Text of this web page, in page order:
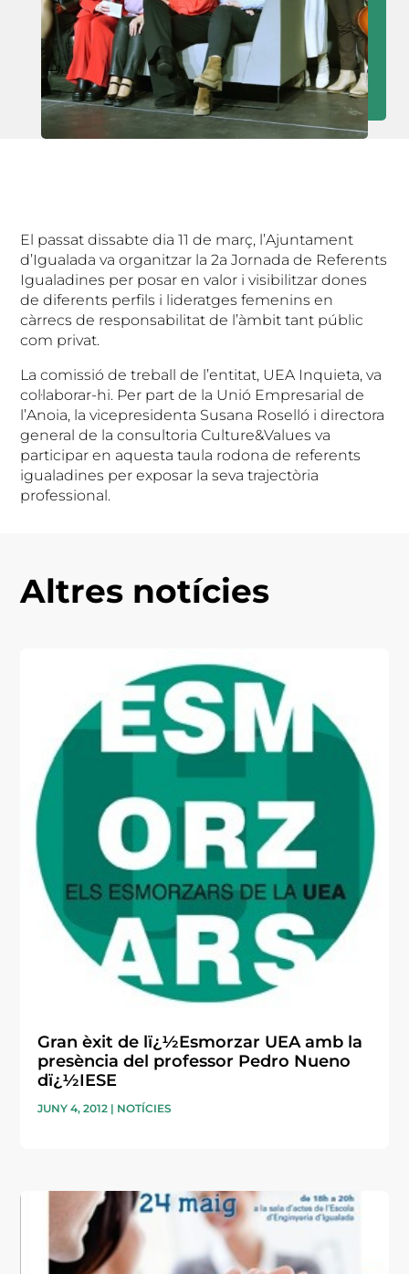
El passat dissabte dia 11 de març, l’Ajuntament
d’Igualada va organitzar la 2a Jornada de Referents
Igualadines per posar en valor i visibilitzar dones
de diferents perfils i lideratges femenins en
càrrecs de responsabilitat de l’àmbit tant públic
com privat.
La comissió de treball de l’entitat, UEA Inquieta, va
col·laborar-hi. Per part de la Unió Empresarial de
l’Anoia, la vicepresidenta Susana Roselló i directora
general de la consultoria Culture&Values va
participar en aquesta taula rodona de referents
igualadines per exposar la seva trajectòria
professional.
Altres notícies
Gran èxit de lï¿½Esmorzar UEA amb la
presència del professor Pedro Nueno
dï¿½IESE
JUNY 4, 2012 | NOTÍCIES